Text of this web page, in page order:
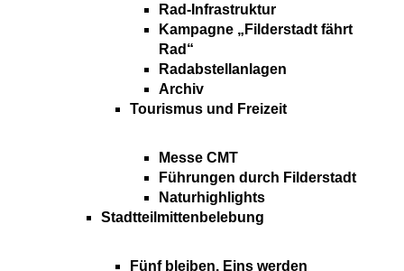
Rad-Infrastruktur
Kampagne „Filderstadt fährt
Rad“
Radabstellanlagen
Archiv
Tourismus und Freizeit
Messe CMT
Führungen durch Filderstadt
Naturhighlights
Stadtteilmittenbelebung
Fünf bleiben. Eins werden